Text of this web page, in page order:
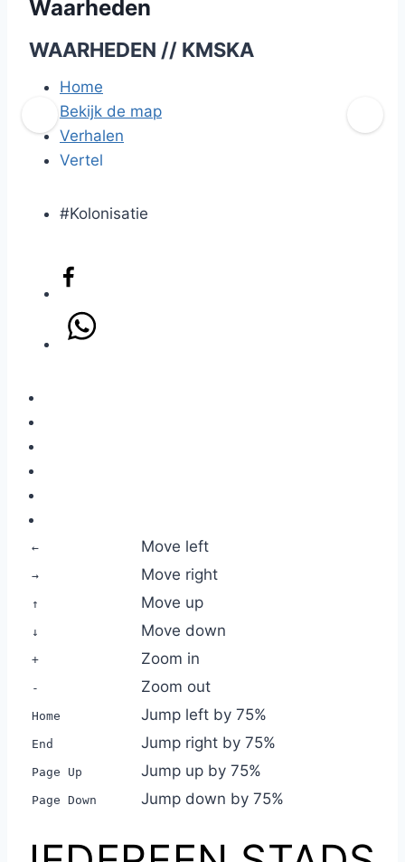
Waarheden
WAARHEDEN // KMSKA
Home
Bekijk de map
Verhalen
Vertel
#Kolonisatie
← Move left
→ Move right
↑ Move up
↓ Move down
+ Zoom in
- Zoom out
Home Jump left by 75%
End Jump right by 75%
Page Up Jump up by 75%
Page Down Jump down by 75%